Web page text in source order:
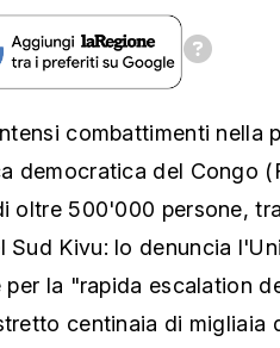
combattimenti nella
democratica del Congo
oltre 500'000 persone,
Sud Kivu: lo denuncia
la "rapida escalation
centinaia di migliaia